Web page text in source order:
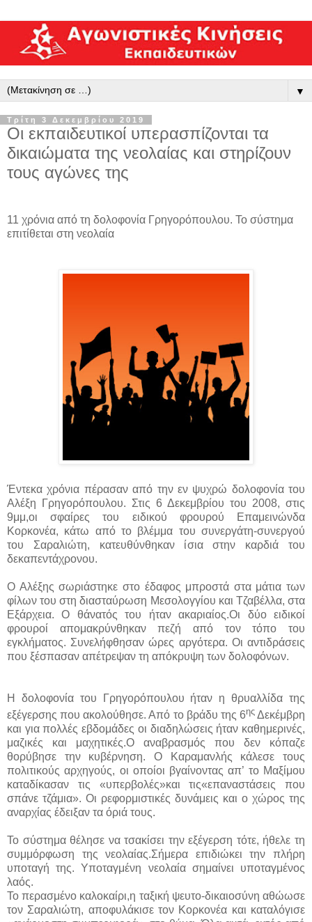
▼
Τρίτη 3 Δεκεμβρίου 2019
Οι εκπαιδευτικοί υπερασπίζονται τα
δικαιώματα της νεολαίας και στηρίζουν
τους αγώνες της
11 χρόνια από τη δολοφονία Γρηγορόπουλου. Το σύστημα
επιτίθεται στη νεολαία
Έντεκα χρόνια πέρασαν από την εν ψυχρώ δολοφονία του
Αλέξη Γρηγορόπουλου. Στις 6 Δεκεμβρίου του 2008, στις
9μμ,οι σφαίρες του ειδικού φρουρού Επαμεινώνδα
Κορκονέα, κάτω από το βλέμμα του συνεργάτη-συνεργού
του Σαραλιώτη, κατευθύνθηκαν ίσια στην καρδιά του
δεκαπεντάχρονου.
Ο Αλέξης σωριάστηκε στο έδαφος μπροστά στα μάτια των
φίλων του στη διασταύρωση Μεσολογγίου και Τζαβέλλα, στα
Εξάρχεια. Ο θάνατός του ήταν ακαριαίος.Οι δύο ειδικοί
φρουροί απομακρύνθηκαν πεζή από τον τόπο του
εγκλήματος. Συνελήφθησαν ώρες αργότερα. Οι αντιδράσεις
που ξέσπασαν απέτρεψαν τη απόκρυψη των δολοφόνων.
Η δολοφονίατου Γρηγορόπουλου ήταν η θρυαλλίδα της
εξέγερσης που ακολούθησε. Από το βράδυ της 6ηςΔεκέμβρη
και για πολλές εβδομάδες οι διαδηλώσεις ήταν καθημερινές,
μαζικές και μαχητικές.Ο αναβρασμός που δεν κόπαζε
θορύβησε την κυβέρνηση. Ο Καραμανλής κάλεσε τους
πολιτικούς αρχηγούς, οι οποίοι βγαίνοντας απ’ το Μαξίμου
καταδίκασαν τις «υπερβολές»και τις«επαναστάσεις που
σπάνε τζάμια». Οι ρεφορμιστικές δυνάμεις και ο χώρος της
αναρχίας έδειξαν τα όριά τους.
Το σύστημα θέλησε να τσακίσει την εξέγερση τότε, ήθελε τη
συμμόρφωση της νεολαίας.Σήμερα επιδιώκει την πλήρη
υποταγή της. Υποταγμένη νεολαία σημαίνει υποταγμένος
λαός.
Το περασμένο καλοκαίρι,η ταξική ψευτο-δικαιοσύνη αθώωσε
τον Σαραλιώτη, αποφυλάκισε τον Κορκονέα και καταλόγισε